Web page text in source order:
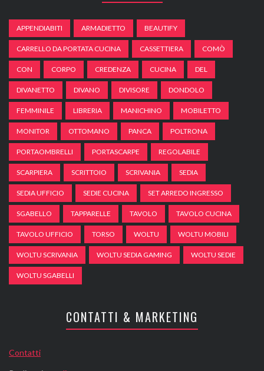
APPENDIABITI ARMADIETTO BEAUTIFY
CARRELLO DA PORTATA CUCINA CASSETTIERA COMÒ
CON CORPO CREDENZA CUCINA DEL
DIVANETTO DIVANO DIVISORE DONDOLO
FEMMINILE LIBRERIA MANICHINO MOBILETTO
MONITOR OTTOMANO PANCA POLTRONA
PORTAOMBRELLI PORTASCARPE REGOLABILE
SCARPIERA SCRITTOIO SCRIVANIA SEDIA
SEDIA UFFICIO SEDIE CUCINA SET ARREDO INGRESSO
SGABELLO TAPPARELLE TAVOLO TAVOLO CUCINA
TAVOLO UFFICIO TORSO WOLTU WOLTU MOBILI
WOLTU SCRIVANIA WOLTU SEDIA GAMING WOLTU SEDIE
WOLTU SGABELLI
CONTATTI & MARKETING
Contatti